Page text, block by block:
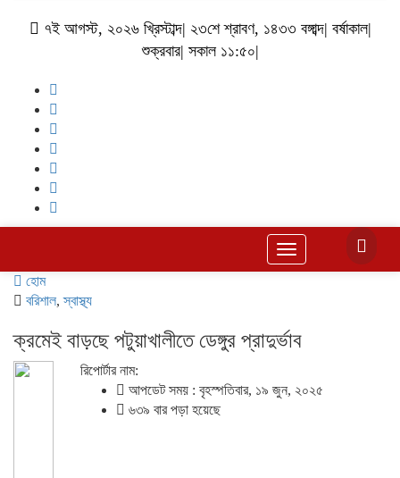
৭ই আগস্ট, ২০২৬ খ্রিস্টাব্দ| ২৩শে শ্রাবণ, ১৪৩৩ বঙ্গাব্দ| বর্ষাকাল|
শুক্রবার| সকাল ১১:৫০|
Toggle
navigation
হোম
বরিশাল,স্বাস্থ্য
ক্রমেই বাড়ছে পটুয়াখালীতে ডেঙ্গুর প্রাদুর্ভাব
রিপোর্টার নাম:
আপডেট সময় : বৃহস্পতিবার, ১৯ জুন, ২০২৫
৬৩৯ বার পড়া হয়েছে